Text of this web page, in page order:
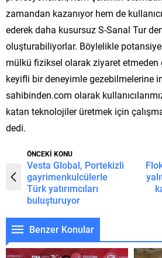
zamandan kazanıyor hem de
ederek daha kusursuz S-Sanal Tur
oluşturabiliyorlar. Böylelikle
mülkü fiziksel olarak ziyaret etmeden
keyifli bir deneyimle gezebilmelerine
sahibinden.com olarak
katan teknolojiler üretmek için
dedi.
ÖNCEKİ KONU
Vesta Global, Portekizli
gayrimenkulcülerle
Türk yatırımcıları
buluşturuyor
Benzer Konular